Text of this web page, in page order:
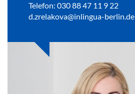
Telefon: 030 88 47 11 9 22
d.zrelakova@inlingua-berlin.de